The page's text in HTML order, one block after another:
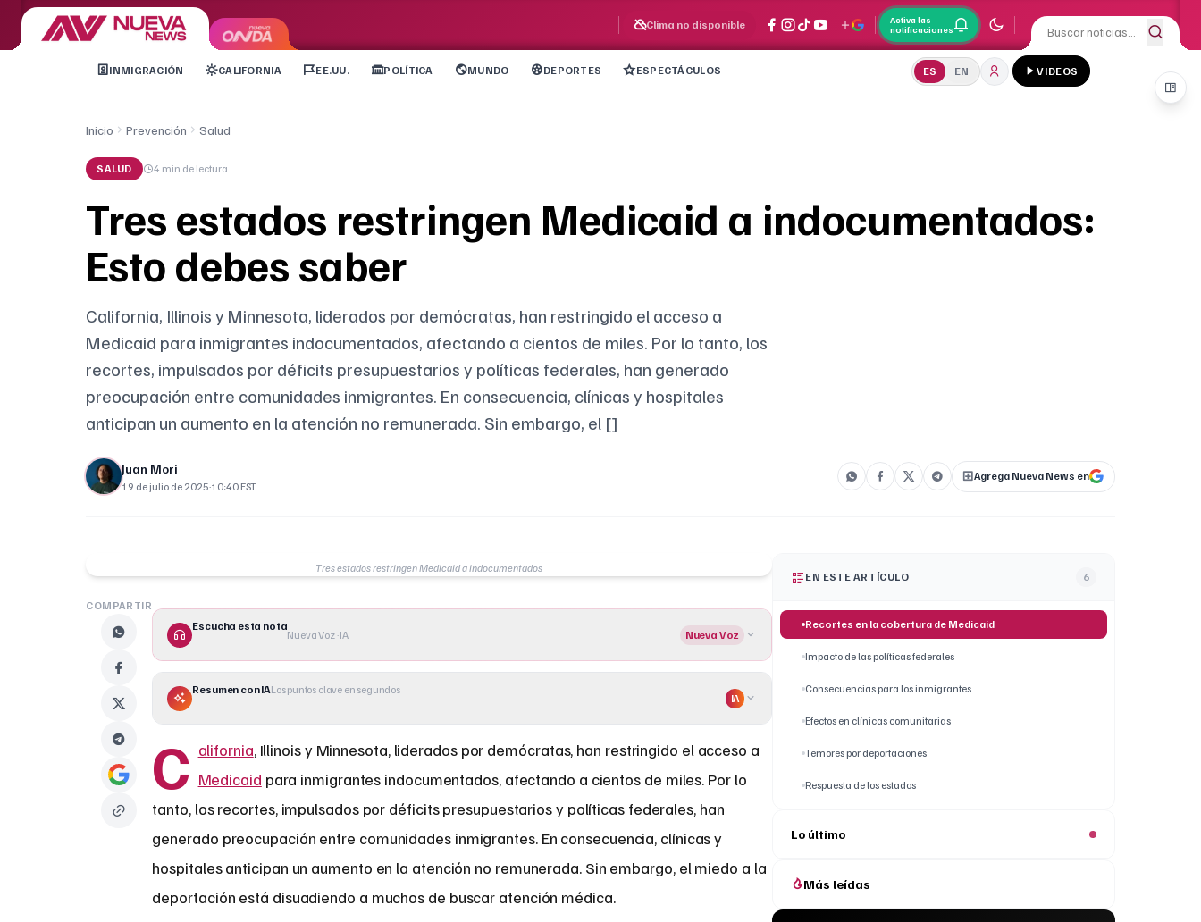
Clima no disponible
Activa las
notificaciones
INMIGRACIÓN CALIFORNIA EE.UU. POLÍTICA MUNDO DEPORTES ESPECTÁCULOS ES EN VIDEOS
Inicio Prevención Salud
SALUD 4 min de lectura
Tres estados restringen Medicaid a indocumentados:
Esto debes saber
California, Illinois y Minnesota, liderados por demócratas, han restringido el acceso a
Medicaid para inmigrantes indocumentados, afectando a cientos de miles. Por lo tanto, los
recortes, impulsados por déficits presupuestarios y políticas federales, han generado
preocupación entre comunidades inmigrantes. En consecuencia, clínicas y hospitales
anticipan un aumento en la atención no remunerada. Sin embargo, el []
Juan Mori
19 de julio de 2025·10:40 EST
Agrega Nueva News en
Tres estados restringen Medicaid a indocumentados
COMPARTIR
Escucha esta nota
Nueva Voz · IA Nueva Voz
Resumen con IALos puntos clave en segundos
IA
C alifornia, Illinois y Minnesota, liderados por demócratas, han restringido el acceso a
Medicaid para inmigrantes indocumentados, afectando a cientos de miles. Por lo
tanto, los recortes, impulsados por déficits presupuestarios y políticas federales, han
generado preocupación entre comunidades inmigrantes. En consecuencia, clínicas y
hospitales anticipan un aumento en la atención no remunerada. Sin embargo, el miedo a la
deportación está disuadiendo a muchos de buscar atención médica.
EN ESTE ARTÍCULO 6
Recortes en la cobertura de Medicaid
Impacto de las políticas federales
Consecuencias para los inmigrantes
Efectos en clínicas comunitarias
Temores por deportaciones
Respuesta de los estados
Lo último
Más leídas